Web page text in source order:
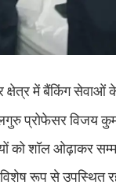
में बैंकिंग सेवाओं के
प्रोफेसर विजय
को शॉल ओढ़ाकर
रूप से उपस्थित